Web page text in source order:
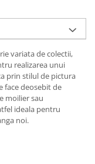
variata de colectii,
realizarea unui
prin stilul de pictura
face deosebit de
moilier sau
ideala pentru
noi.